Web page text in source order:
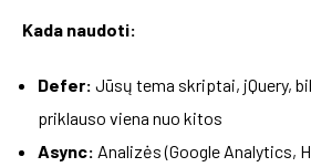
Kada naudoti:
Defer: Jūsų tema skriptai, jQuery,
priklauso viena nuo kitos
Async: Analizės (Google Analytics,